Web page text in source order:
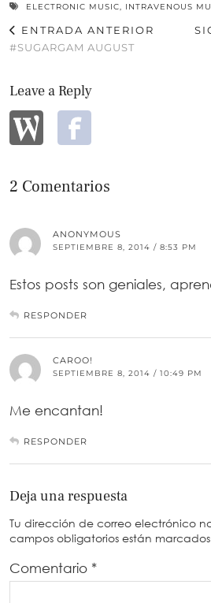
ELECTRONIC MUSIC INTRAVENOUS
ENTRADA ANTERIOR
#SUGARGAM AUGUST
Leave a Reply
2 Comentarios
ANONYMOUS
SEPTIEMBRE 8, 2014 / 8:53 PM
Estos posts son geniales,
RESPONDER
CAROO!
SEPTIEMBRE 8, 2014 / 10:49 PM
Me encantan!
RESPONDER
Deja una respuesta
Tu dirección de correo electrónico
campos obligatorios están
Comentario *